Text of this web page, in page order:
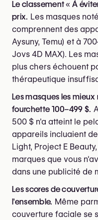
Le classement « À
prix. Les masques
comprennent des
Aysuny, Temu) et à
Jovs 4D MAX). Les
plus chers échouent
thérapeutique
Les masques les
fourchette 100–499 $.
500 $ n'a atteint le
appareils incluaient
Light, Project E
marques que vous
dans une publicité de
Les scores de
l'ensemble. Même
couverture faciale se